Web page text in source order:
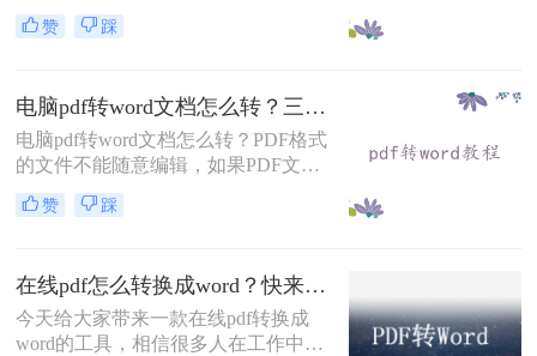
助一些工具才能完成操作；
为了方便传输和打印往往会制成PDF
的格式，但是PDF格式的文件不易编
转换成word，那么pdf如何转换成
word文档呢？下面就来给大家讲一讲
吧。
赞 踩
电脑pdf转word文档怎么转？三种操作方法分享给你！
电脑pdf转word文档怎么转？PDF格式
的文件不能随意编辑，如果PDF文件
需要编辑和修改，则需要将PDF转换
为Word文件。你还在担心你不会pdf
法！
赞 踩
在线pdf怎么转换成word？快来看这篇教程！
今天给大家带来一款在线pdf转换成
word的工具，相信很多人在工作中都